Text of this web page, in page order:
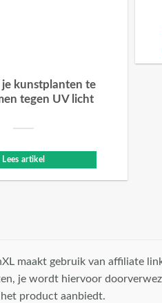
je kunstplanten te
tegen UV licht
Lees artikel
maakt gebruik van affiliate
je wordt hiervoor
product aanbiedt.